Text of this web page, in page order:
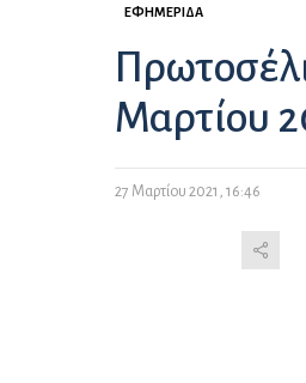
ΕΦΗΜΕΡΊΔΑ
Μαρτίου
27 Μαρτίου 2021, 16:46